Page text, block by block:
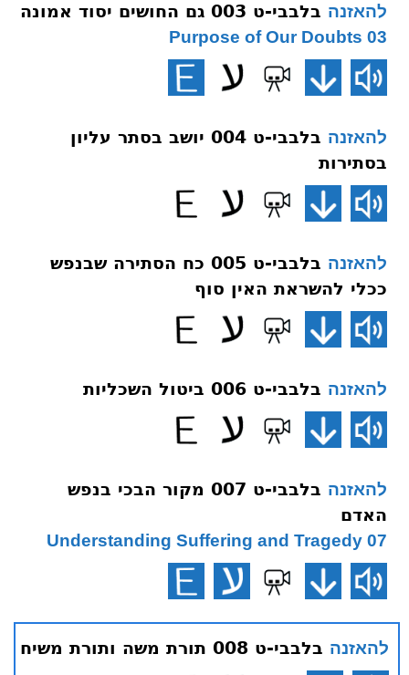
להאזנה בלבבי-ט 003 גם החושים יסוד אמונה
03 Purpose of Our Doubts
להאזנה
בלבבי-ט 004 יושב בסתר עליון
בסתירות
להאזנה
בלבבי-ט 005 כח הסתירה שבנפש
ככלי להשראת האין סוף
להאזנה בלבבי-ט 006 ביטול השכליות
להאזנה
בלבבי-ט 007 מקור הבכי בנפש
האדם
07 Understanding Suffering and Tragedy
להאזנה בלבבי-ט 008 תורת משה ותורת משיח